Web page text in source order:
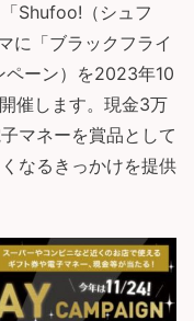
Shufoo!（シュフ
に「ブラックフライ
ペーン）を2023年10
催します。現金3万
マネーを賞品として
なるきっかけを提供